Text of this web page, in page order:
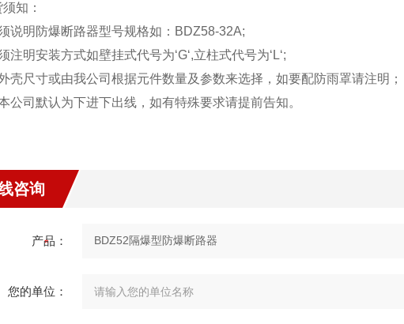
知：
说明防爆断路器型号规格如：BDZ58-32A;
注明安装方式如壁挂式代号为‘G‘,立柱式代号为‘L‘;
壳尺寸或由我公司根据元件数量及参数来选择，如要配防雨罩请注明；
公司默认为下进下出线，如有特殊要求请提前告知。
咨询
产品：
您的单位：